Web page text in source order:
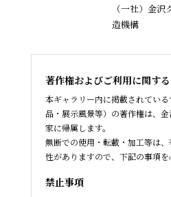
（一社）金
造機構
著作権およびご利用に関す
本ギャラリー内に掲載されてい
品・展示風景等）の著作権は、
家に帰属します。
無断での使用・転載・加工等は
性がありますので、下記の事項を
禁止事項